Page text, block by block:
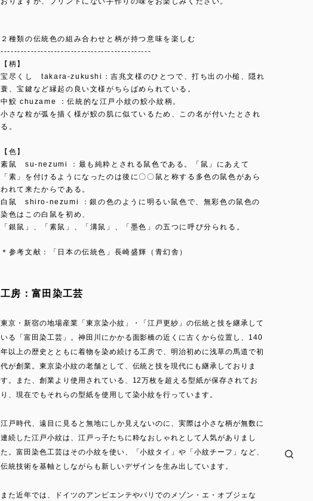
２種類の伝統色の組み合わせと柄が持つ意味を楽しむ
---------------------------------------------
【柄】
宝尽くし takara-zukushi：吉兆文様のひとつで、打ち出の小槌、隠れ
蓑、宝鍵など縁起の良い文様がちらばめられている。
中鮫 chuzame ：伝統的な江戸小紋の鮫小紋柄。
小さな粒が弧を描く様が鮫の肌に似ているため、この名が付いたとされ
る。
【色】
素鼠 su-nezumi ：最も純粋とされる鼠色である。「鼠」にあえて
「素」を付けるようになったのは後に〇〇鼠と称する多色の鼠色があら
われて来たからである。
白鼠 shiro-nezumi ：銀の色のように明るい鼠色で、無彩色の鼠色の
染色はこの白鼠を初め、
「銀鼠」、「素鼠」、「溝鼠」、「墨色」の五つに呼び分られる。
＊参考文献：「日本の伝統色」長崎盛輝（青幻舎）
工房：富田染工芸
東京・新宿の地場産業「東京染小紋」・「江戸更紗」の伝統と技を継承して
いる「富田染工芸」。神田川にかかる面影橋の近くに古くから位置し、140
年以上の歴史とともに着物を染め続ける工房で、明治初めに浅草の馬道で初
代が創業。東京染小紋の老舗として、伝統と技を現代にも継承しておりま
す。また、創業より使用されている、12万枚を超える型紙が保存されてお
り、現在でもそれらの型紙を使用して染小紋を行っています。
江戸時代、遠目に見ると無地にしか見えないのに、実際は小さな柄が無数に
連続した江戸小紋は、江戸っ子たちに粋なおしゃれとして人気がありまし
た。富田染色工芸はその小紋を使い、「小紋タイ」や「小紋チーフ」など、
伝統技術を基軸としながらも新しいデザインを生み出しています。
また近年では、ドイツのアンビエンテやパリでのメゾン・エ・オブジェな